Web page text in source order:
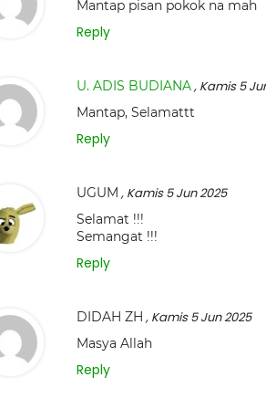
Mantap pisan pokok na mah
Reply
U. ADIS BUDIANA, Kamis 5
Mantap, Selamattt
Reply
UGUM , Kamis 5 Jun 2025
Selamat !!!
Semangat !!!
Reply
DIDAH ZH , Kamis 5 Jun 2025
Masya Allah
Reply